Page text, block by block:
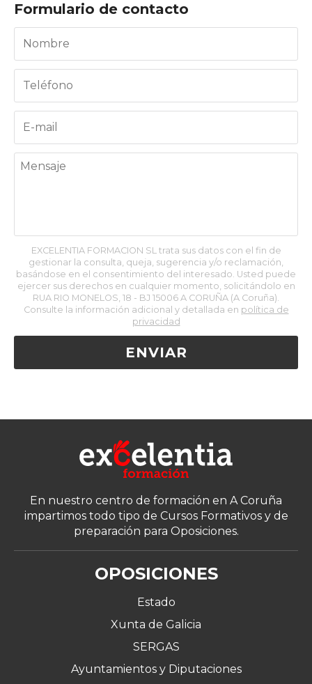
Formulario de contacto
EXCELENTIA FORMACION SL trata sus datos con el fin de
gestionar la consulta, queja, sugerencia y/o reclamación,
basándose en el consentimiento del interesado. Usted puede
ejercer sus derechos en cualquier momento, solicitándolo en
RUA RIO MONELOS, 18 - BJ 15006 A CORUÑA (A Coruña).
Consulte la información adicional y detallada en política de
privacidad
En nuestro centro de formación en A Coruña
impartimos todo tipo de Cursos Formativos y de
preparación para Oposiciones.
OPOSICIONES
Estado
Xunta de Galicia
SERGAS
Ayuntamientos y Diputaciones